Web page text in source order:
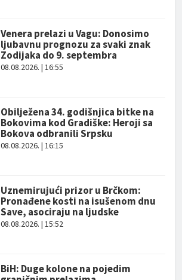
Venera prelazi u Vagu: Donosimo
ljubavnu prognozu za svaki znak
Zodijaka do 9. septembra
08.08.2026. | 16:55
Obilježena 34. godišnjica bitke na
Bokovima kod Gradiške: Heroji sa
Bokova odbranili Srpsku
08.08.2026. | 16:15
Uznemirujući prizor u Brčkom:
Pronađene kosti na isušenom dnu
Save, asociraju na ljudske
08.08.2026. | 15:52
BiH: Duge kolone na pojedim